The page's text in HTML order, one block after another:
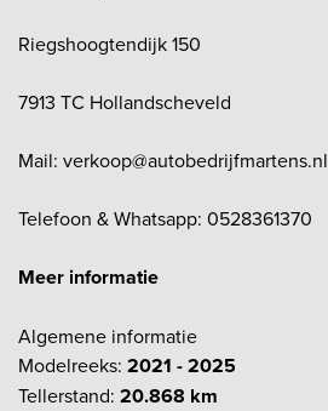
Riegshoogtendijk 150
7913 TC Hollandscheveld
Mail: verkoop@autobedrijfmartens.nl
Telefoon & Whatsapp: 0528361370
Meer informatie
Algemene informatie
Modelreeks: 2021 - 2025
Tellerstand: 20.868 km